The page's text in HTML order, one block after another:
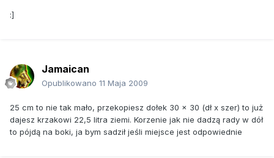
:]
Jamaican
Opublikowano 11 Maja 2009
25 cm to nie tak mało, przekopiesz dołek 30 x 30 (dł x szer) to już
dajesz krzakowi 22,5 litra ziemi. Korzenie jak nie dadzą rady w dół
to pójdą na boki, ja bym sadził jeśli miejsce jest odpowiednie